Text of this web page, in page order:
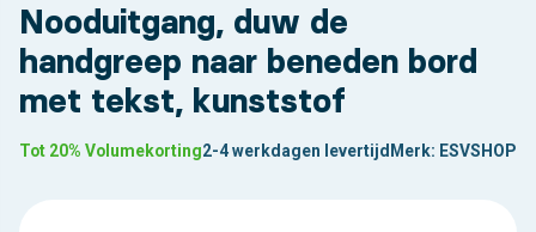
Nooduitgang, duw de
handgreep naar beneden bord
met tekst, kunststof
Tot 20% Volumekorting2-4 werkdagen levertijd Merk: ESVSHOP